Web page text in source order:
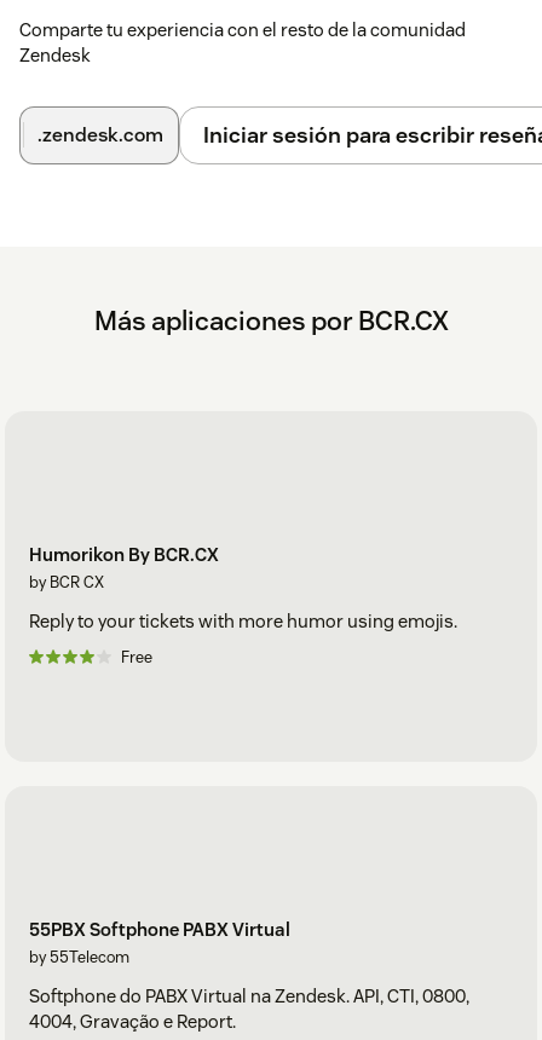
Comparte tu experiencia con el resto de la comunidad
Zendesk
.zendesk.com Iniciar sesión para escribir
Más aplicaciones por BCR.CX
Humorikon By BCR.CX
by BCR CX
Reply to your tickets with more humor using emojis.
Free
55PBX Softphone PABX Virtual
by 55Telecom
Softphone do PABX Virtual na Zendesk. API, CTI, 0800,
4004, Gravação e Report.